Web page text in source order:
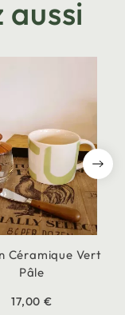
aussi
Céramique Vert
Pâle
17,00 €